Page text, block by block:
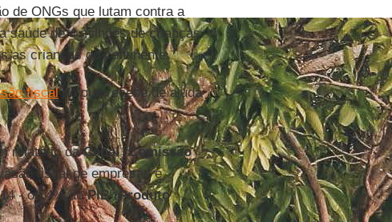
de ONGs que lutam contra a
saúde de 4 milhões de crianças
as crianças do continente.
fiscaldo que recebe de ajuda
relatório daCepal(Comissão
fiscal de empresas e
- ou 4% doPIB(Produto